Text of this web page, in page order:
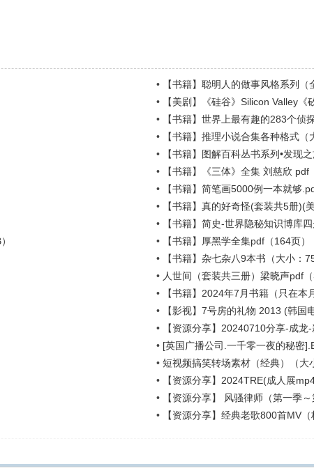
•
【书籍】聪明人的做事风格系列
•
【美剧】《硅谷》Silicon Valley《
•
【书籍】世界上最有趣的283个侦
•
【书籍】推理小说合集各种格式（
•
【书籍】图解百科丛书系列•发现
•
【书籍】《三体》全集 刘慈欣 pdf
•
【书籍】简笔画5000例一本就够
•
【书籍】真的好奇怪(套装共5册)(
•
【书籍】简史-世界隐秘知识博库
•
【书籍】厚黑学全集pdf（164页）
•
【书籍】杂七杂八9本书（大小：
• 人世间（套装共三册）梁晓声pdf（
•
【书籍】2024年7月书籍（只在本
•
【影视】7号房的礼物 2013 (韩国
•
【资源分享】20240710分享-成
• [英国广播公司.一千零一夜的秘密
• 短视频搞笑转场素材（经典）（大
•
【资源分享】2024TRE(成人展
•
【资源分享】 风骚律师（第一季
•
【资源分享】经典老歌800首MV（